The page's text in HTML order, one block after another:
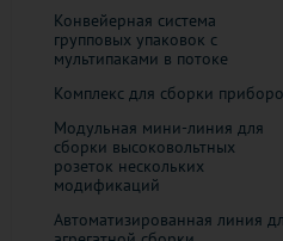
Конвейерная система
групповых упаковок с
мультипаками в потоке
Комплекс для сборки
Модульная мини-линия для
сборки высоковольтных
розеток нескольких
модификаций
Автоматизированная линия